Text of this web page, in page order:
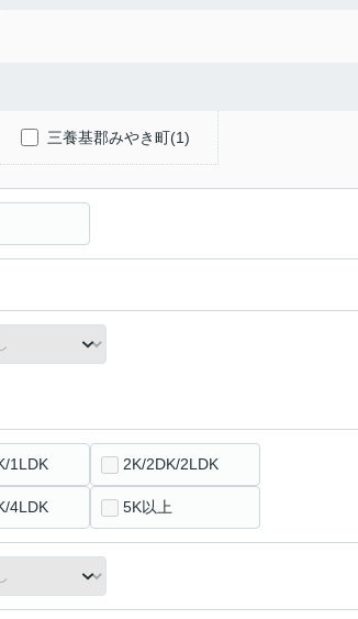
三養基郡みやき町(1)
1LDK 2K/2DK/2LDK
4LDK 5K以上